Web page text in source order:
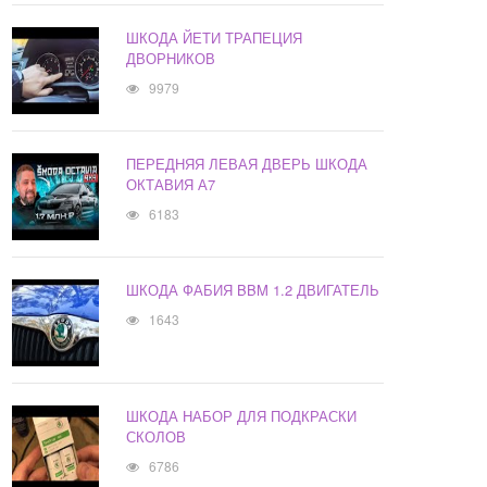
ШКОДА ЙЕТИ ТРАПЕЦИЯ
ДВОРНИКОВ
9979
ПЕРЕДНЯЯ ЛЕВАЯ ДВЕРЬ ШКОДА
ОКТАВИЯ А7
6183
ШКОДА ФАБИЯ BBM 1.2 ДВИГАТЕЛЬ
1643
ШКОДА НАБОР ДЛЯ ПОДКРАСКИ
СКОЛОВ
6786